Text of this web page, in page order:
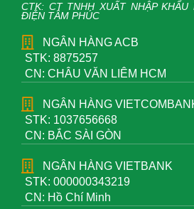
CTK: CT TNHH XUẤT NHẬP
ĐIỆN TÂM PHÚC
NGÂN HÀNG ACB
STK: 8875257
CN: CHÂU VĂN LIÊM HCM
NGÂN HÀNG
STK: 1037656668
CN: BẮC SÀI GÒN
NGÂN HÀNG VIETBANK
STK: 000000343219
CN: Hồ Chí Minh